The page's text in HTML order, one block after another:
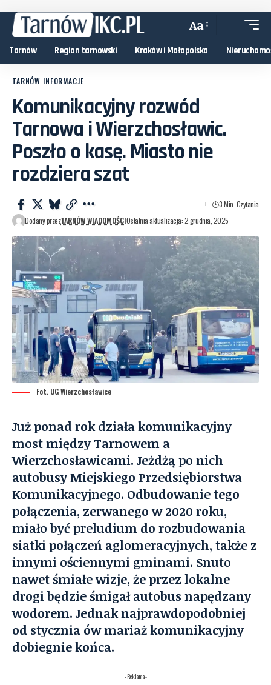
Aa
Tarnów Region tarnowski Kraków i Małopolska
TARNÓW INFORMACJE
Komunikacyjny rozwód
Tarnowa i Wierzchosławic.
Poszło o kasę. Miasto nie
rozdziera szat
Dodany przezTARNÓW WIADOMOŚCIOstatnia aktualizacja: 2 grudnia, 2025
3 Min. Czytania
Fot. UG Wierzchosławice
Już ponad rok działa komunikacyjny
most między Tarnowem a
Wierzchosławicami. Jeżdżą po nich
autobusy Miejskiego Przedsiębiorstwa
Komunikacyjnego. Odbudowanie tego
połączenia, zerwanego w 2020 roku,
miało być preludium do rozbudowania
siatki połączeń aglomeracyjnych, także z
innymi ościennymi gminami. Snuto
nawet śmiałe wizje, że przez lokalne
drogi będzie śmigał autobus napędzany
wodorem. Jednak najprawdopodobniej
od stycznia ów mariaż komunikacyjny
dobiegnie końca.
- Reklama -